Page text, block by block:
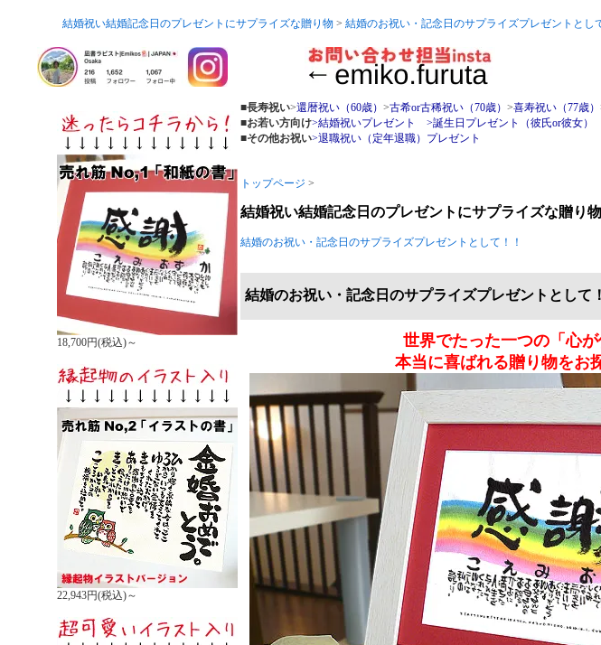
結婚祝い結婚記念日のプレゼントにサプライズな贈り物 > 結婚のお祝い・記念日のサプライズプレゼントとし
18,700円(税込)～
22,943円(税込)～
■長寿祝い>還暦祝い（60歳） >古希or古稀祝い（70歳） >喜寿祝い（77歳）
■お若い方向け>結婚祝いプレゼント
>誕生日プレゼント（彼氏or彼女）
■その他お祝い>退職祝い（定年退職）プレゼント
トップページ >
結婚祝い結婚記念日のプレゼントにサプライズな贈り物
結婚のお祝い・記念日のサプライズプレゼントとして！！
結婚のお祝い・記念日のサプライズプレゼントとして
世界でたった一つの「心
本当に喜ばれる贈り物をお